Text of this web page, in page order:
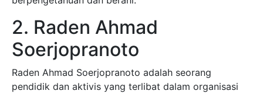
2. Raden Ahmad
Soerjopranoto
Raden Ahmad Soerjopranoto adalah seorang
pendidik dan aktivis yang terlibat dalam organisasi